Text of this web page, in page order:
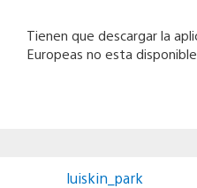
Tienen que descargar la
Europeas no esta
luiskin_park